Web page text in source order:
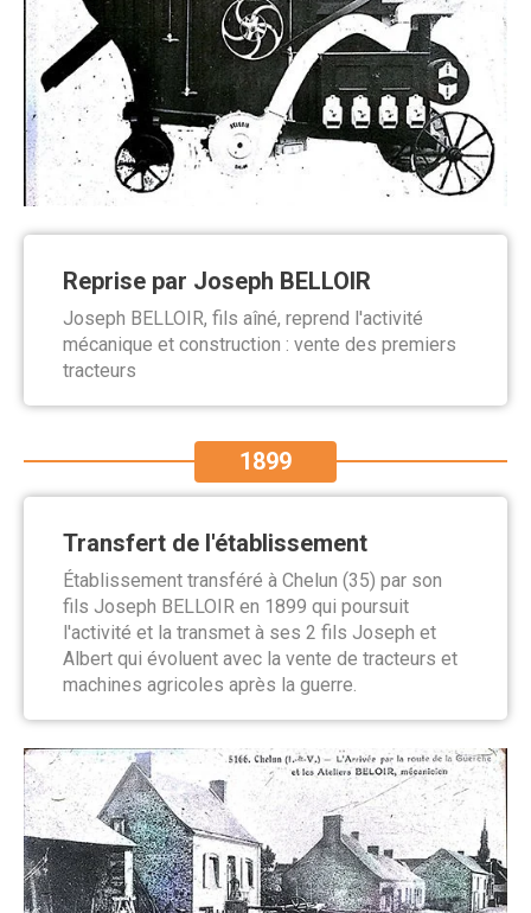
Reprise par Joseph BELLOIR
Joseph BELLOIR, fils aîné, reprend l'activité
mécanique et construction : vente des premiers
tracteurs
1899
Transfert de l'établissement
Établissement transféré à Chelun (35) par son
fils Joseph BELLOIR en 1899 qui poursuit
l'activité et la transmet à ses 2 fils Joseph et
Albert qui évoluent avec la vente de tracteurs et
machines agricoles après la guerre.